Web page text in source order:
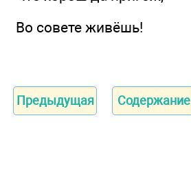
Во совете живёшь!
Предыдущая Содержание